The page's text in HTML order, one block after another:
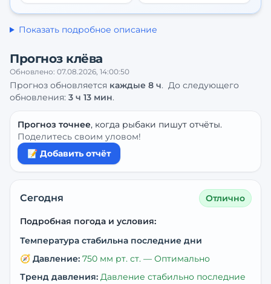
Показать подробное описание
Прогноз клёва
Обновлено: 07.08.2026, 14:00:50
Прогноз обновляется каждые 8 ч. До следующего
обновления: 3 ч 13 мин.
Прогноз точнее, когда рыбаки пишут отчёты.
Поделитесь своим уловом!
📝 Добавить отчёт
Сегодня Отлично
Подробная погода и условия:
Температура стабильна последние дни
🧭 Давление: 750 мм рт. ст. — Оптимально
Тренд давления: Давление стабильно последние